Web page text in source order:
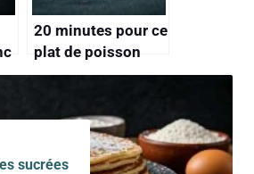
20 minutes pour ce
plat de poisson
blanc à la sauce
concentré de
fraîcheur
sucrées